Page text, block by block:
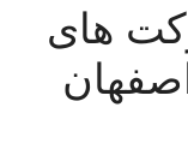
های